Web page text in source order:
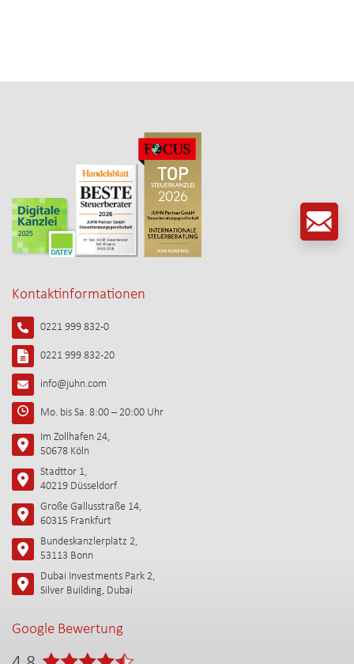
Kontaktinformationen
0221 999 832-0
0221 999 832-20
info@juhn.com
Mo. bis Sa. 8:00 – 20:00 Uhr
Im Zollhafen 24,
50678 Köln
Stadttor 1,
40219 Düsseldorf
Große Gallusstraße 14,
60315 Frankfurt
Bundeskanzlerplatz 2,
53113 Bonn
Dubai Investments Park 2,
Silver Building, Dubai
Google Bewertung